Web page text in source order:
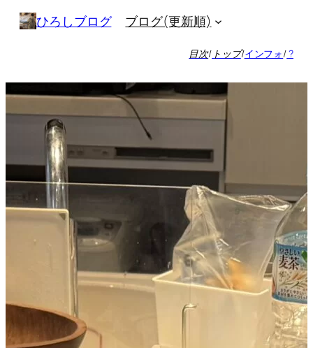
キ
ッ
プ
ひろしブログ ブログ(更新順)
目次/ トップ/インフォ/?